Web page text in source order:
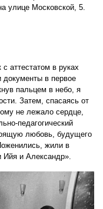
улице Московской, 5.
аттестатом в руках
документы в первое
пальцем в небо, я
Затем, спасаясь от
не лежало сердце,
педагогический
любовь, будущего
жили в
Ийя и Александр».